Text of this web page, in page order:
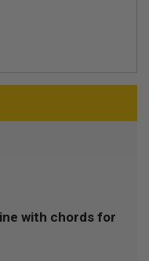
with chords for